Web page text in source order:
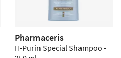
Pharmaceris
H-Purin Special Shampoo -